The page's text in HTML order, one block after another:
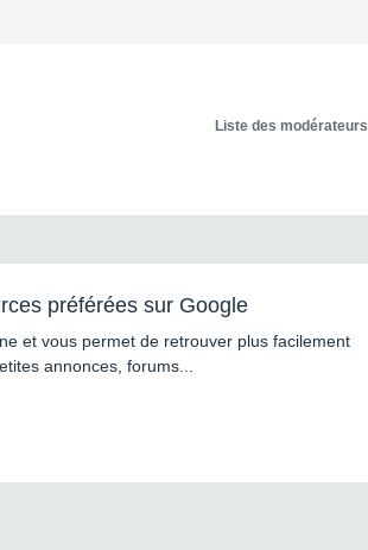
Liste des modérateurs
préférées sur Google
et vous permet de retrouver plus facilement
annonces, forums...